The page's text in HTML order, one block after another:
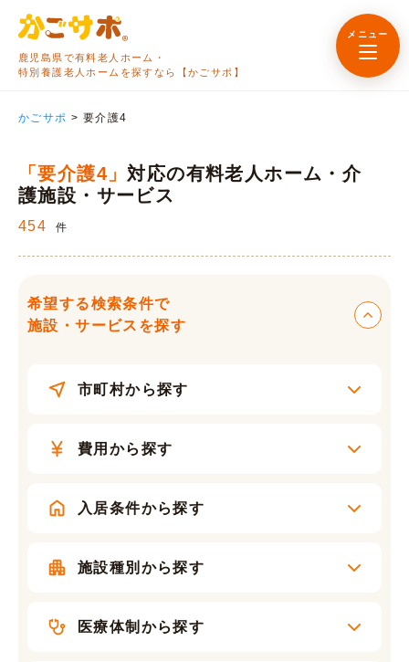
鹿児島県で有料老人ホーム・
特別養護老人ホームを探すなら【かごサポ】
メニュー
かごサポ > 要介護4
「要介護4」 対応の有料老人ホーム・介
護施設・サービス
454 件
希望する検索条件で
施設・サービスを探す
市町村から探す
費用から探す
入居条件から探す
施設種別から探す
医療体制から探す